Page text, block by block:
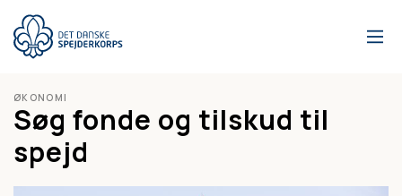
hovedindhold
ØKONOMI
Søg fonde og tilskud til
spejd